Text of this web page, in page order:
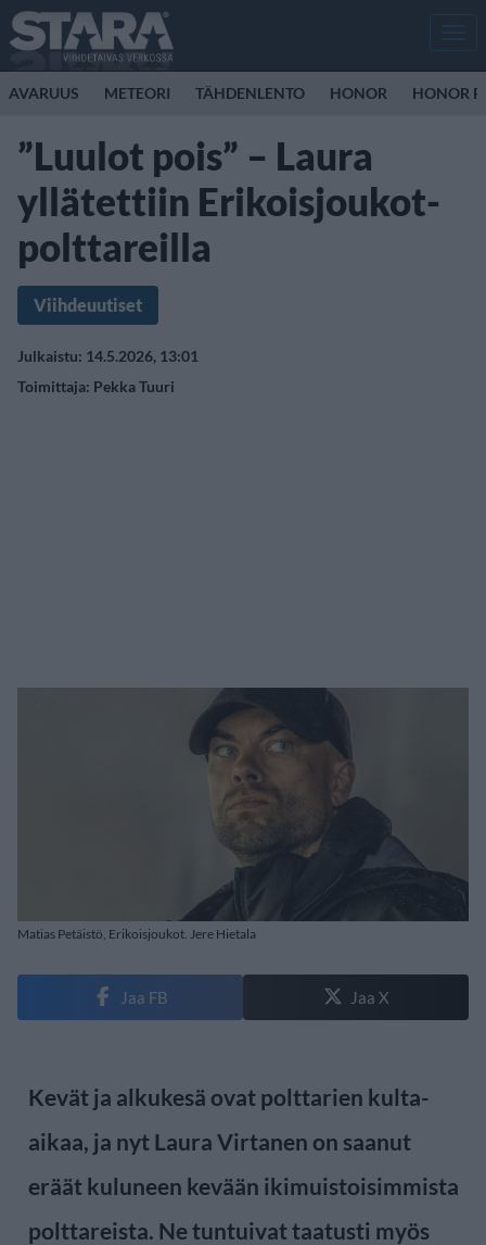
AVARUUS METEORI TÄHDENLENTO HONOR HONOR
”Luulot pois” – Laura
yllätettiin Erikoisjoukot-
polttareilla
Viihdeuutiset
Julkaistu: 14.5.2026, 13:01
Toimittaja: Pekka Tuuri
Matias Petäistö, Erikoisjoukot. Jere Hietala
Jaa FB Jaa X
Kevät ja alkukesä ovat polttarien kulta-
aikaa, ja nyt Laura Virtanen on saanut
eräät kuluneen kevään ikimuistoisimmista
polttareista. Ne tuntuivat taatusti myös